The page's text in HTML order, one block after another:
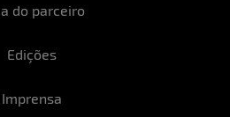
do parceiro
Edições
Imprensa